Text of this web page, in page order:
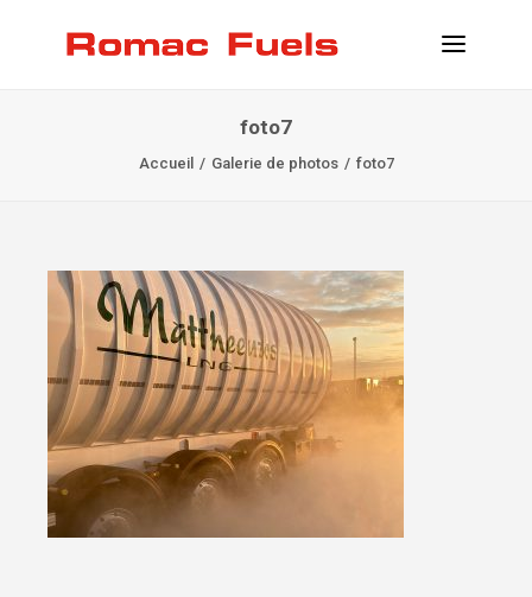
DEVENIR CLIENT
CONTACT
INFO@ROMACFUELS.COM
+32 58 33 51 12
MYFUELS
foto7
Accueil Galerie de photos foto7